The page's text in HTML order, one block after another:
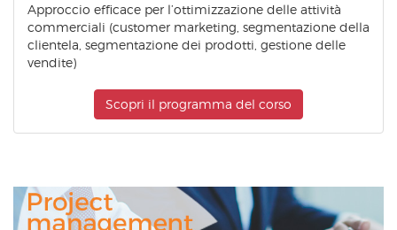
Approccio efficace per l’ottimizzazione delle attività
commerciali (customer marketing, segmentazione della
clientela, segmentazione dei prodotti, gestione delle
vendite)
Scopri il programma del corso
Management